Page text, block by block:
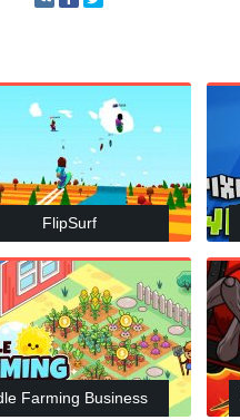
FlipSurf
Farming Business